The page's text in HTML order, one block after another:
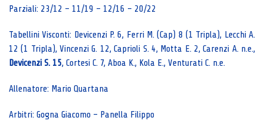
Parziali: 23/12 – 11/19 – 12/16 – 20/22
Tabellini Visconti: Devicenzi P. 6, Ferri M. (Cap) 8 (1 Tripla), Lecchi A.
12 (1 Tripla), Vincenzi G. 12, Caprioli S. 4, Motta E. 2, Carenzi A. n.e.,
Devicenzi S. 15, Cortesi C. 7, Aboa K., Kola E., Venturati C. n.e.
Allenatore: Mario Quartana
Arbitri: Gogna Giacomo – Panella Filippo